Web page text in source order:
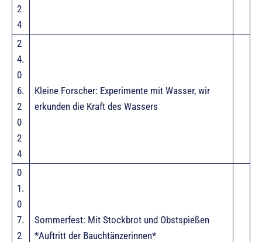
2
4
2
4.
0
6.
2
0
2
4
Kleine Forscher: Experimente mit Wasser, wir
erkunden die Kraft des Wassers
0
1.
0
7.
2
Sommerfest: Mit Stockbrot und Obstspießen
*Auftritt der Bauchtänzerinnen*